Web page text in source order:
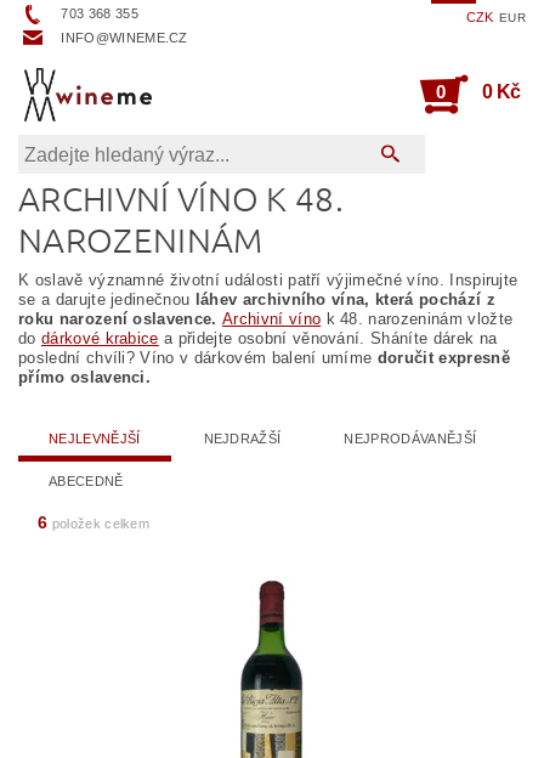
703 368 355
INFO@WINEME.CZ
CZK EUR
0 0 Kč
ARCHIVNÍ VÍNO K 48.
NAROZENINÁM
K oslavě významné životní události patří výjimečné víno. Inspirujte
se a darujte jedinečnou láhev archivního vína, která pochází z
roku narození oslavence.Archivní víno k 48. narozeninám vložte
do dárkové krabice a přidejte osobní věnování. Sháníte dárek na
poslední chvíli? Víno v dárkovém balení umíme doručit expresně
přímo oslavenci.
NEJLEVNĚJŠÍ NEJDRAŽŠÍ NEJPRODÁVANĚJŠÍ
ABECEDNĚ
6 položek celkem